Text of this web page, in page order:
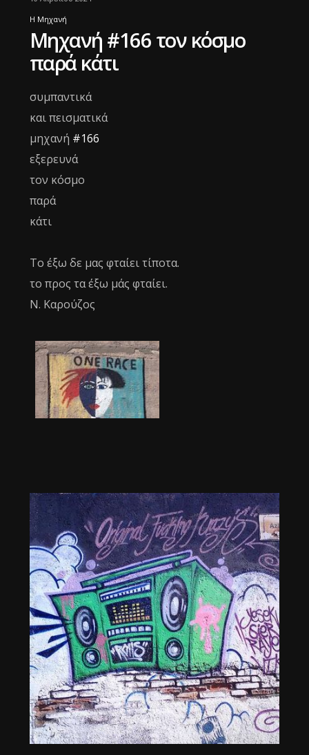
Η Μηχανή
Μηχανή #166 τον κόσμο
παρά κάτι
συμπαντικά
και πεισματικά
μηχανή #166
εξερευνά
τον κόσμο
παρά
κάτι
Το έξω δε μας φταίει τίποτα.
το προς τα έξω μάς φταίει.
Ν. Καρούζος